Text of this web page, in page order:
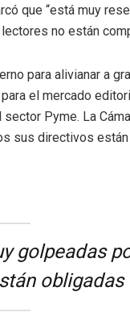
que “está muy
no están
para alivianar a
el mercado
Pyme. La
sus directivos
golpeadas
obligadas